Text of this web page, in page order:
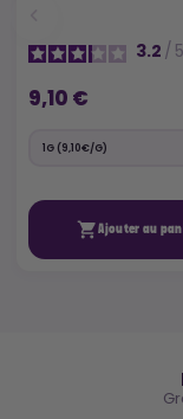
3.2 / 5
9,10 €
Ajouter au